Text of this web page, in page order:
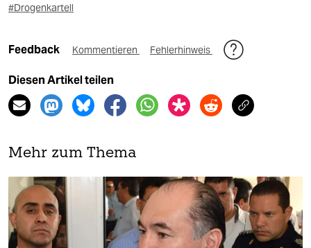
#Drogenkartell
Feedback Kommentieren Fehlerhinweis
Diesen Artikel teilen
Mehr zum Thema